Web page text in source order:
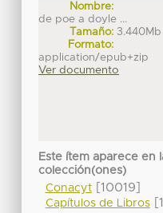
Nombre:
de poe a doyle ...
Tamaño: 3.440Mb
Formato:
application/epub+zip
Ver documento
Este ítem aparece en
colección(ones)
Conacyt[10019]
Capítulos de Libros